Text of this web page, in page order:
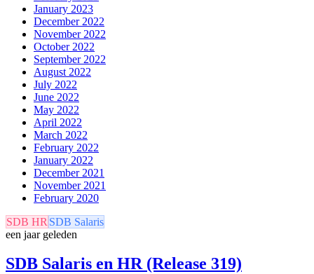
January 2023
December 2022
November 2022
October 2022
September 2022
August 2022
July 2022
June 2022
May 2022
April 2022
March 2022
February 2022
January 2022
December 2021
November 2021
February 2020
SDB HR SDB Salaris
een jaar geleden
SDB Salaris en HR (Release 319)